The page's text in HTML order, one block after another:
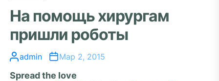
На помощь хирургам
пришли роботы
admin Мар 2, 2015
Spread the love